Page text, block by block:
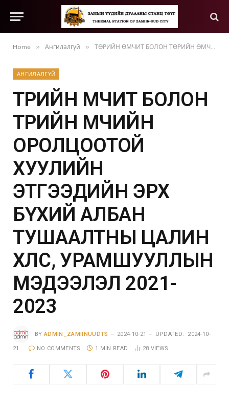
Home » Ангилалгүй » ТӨРИЙН ӨМЧИТ БОЛОН ТӨРИЙН ӨМЧИЙН ОРОЛЦООТОЙ ХУУЛИЙН ЭТГЭЭДИЙН ЭРХ БҮХИЙ АЛБАН ТУШААЛТНЫ ЦАЛИН ХӨЛС, УРАМШУУЛЛЫН МЭДЭЭЛЭЛ 2021-2023
АНГИЛАЛГҮЙ
ТӨРИЙН ӨМЧИТ БОЛОН
ТӨРИЙН ӨМЧИЙН
ОРОЛЦООТОЙ
ХУУЛИЙН
ЭТГЭЭДИЙН ЭРХ
БҮХИЙ АЛБАН
ТУШААЛТНЫ ЦАЛИН
ХӨЛС, УРАМШУУЛЛЫН
МЭДЭЭЛЭЛ 2021-
2023
BY ADMIN_ZAMIINUUDTS 2024-10-21 UPDATED: 2024-10-
21 NO COMMENTS 1 MIN READ 28 VIEWS